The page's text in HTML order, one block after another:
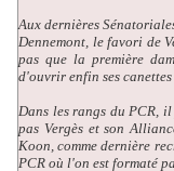
Aux dernières
Dennemont, le favori de
pas que la première
d'ouvrir enfin ses canettes
Dans les rangs du PCR,
pas Vergès et son
Koon, comme dernière
PCR où l'on est formaté